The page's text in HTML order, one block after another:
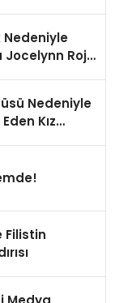
Nedeniyle
Jocelynn Rojo
Nedeniyle
Kız
Filistin